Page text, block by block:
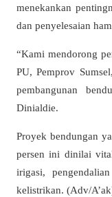
menekankan
dan penyelesaian
“Kami mendorong
PU, Pemprov
pembangunan
Dinialdie.
Proyek bendungan
persen ini dinilai
irigasi,
kelistrikan. (Adv/